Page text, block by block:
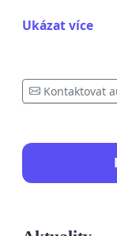
pomůcek a
Ukázat více
Kontaktovat